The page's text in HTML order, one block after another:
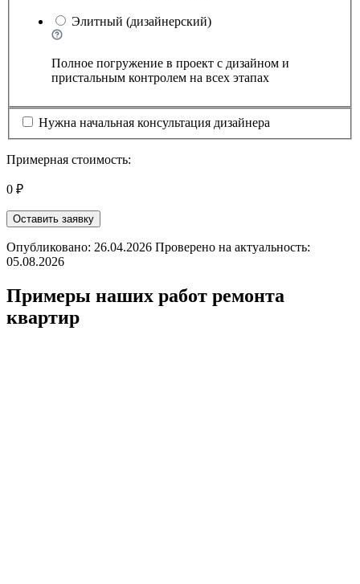
Элитный (дизайнерский)
Полное погружение в проект с дизайном и
пристальным контролем на всех этапах
Нужна начальная консультация дизайнера
Примерная стоимость:
0 ₽
Оставить заявку
Опубликовано: 26.04.2026 Проверено на актуальность:
05.08.2026
Примеры наших работ ремонта
квартир